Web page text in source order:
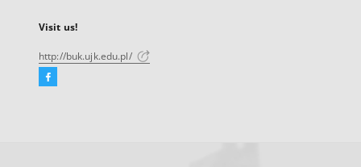
Visit us!
http://buk.ujk.edu.pl/
Facebook